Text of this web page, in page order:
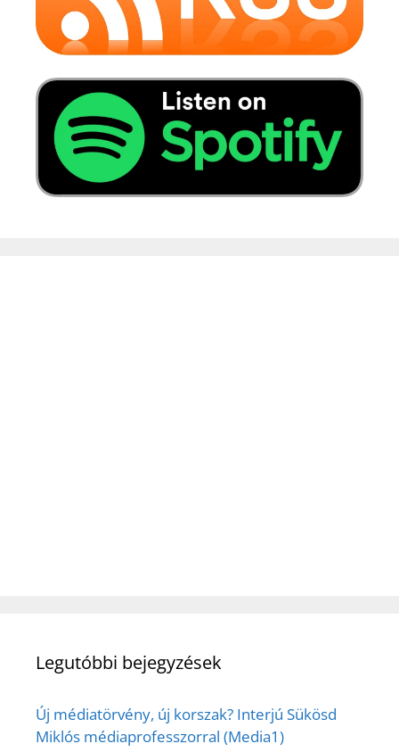
Legutóbbi bejegyzések
Új médiatörvény, új korszak? Interjú Sükösd
Miklós médiaprofesszorral (Media1)